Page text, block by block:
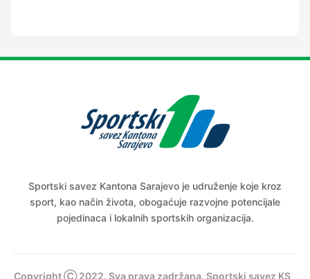
Sportski savez Kantona Sarajevo je udruženje koje kroz
sport, kao način života, obogaćuje razvojne potencijale
pojedinaca i lokalnih sportskih organizacija.
Copyright Ⓒ 2022. Sva prava zadržana. Sportski savez KS